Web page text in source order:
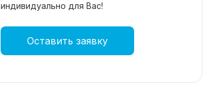
индивидуально для Вас!
Оставить заявку